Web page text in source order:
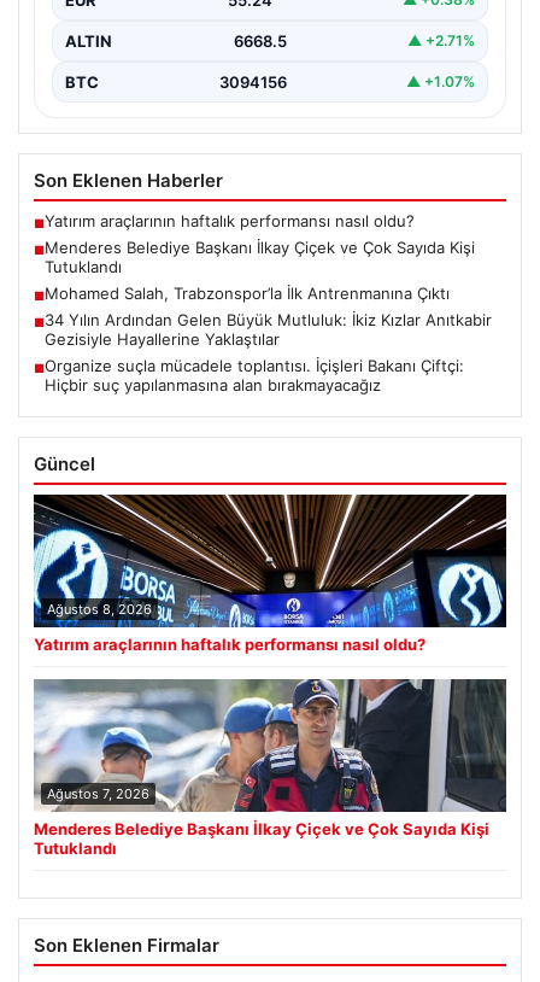
ALTIN 6668.5 ▲ +2.71%
BTC 3094156 ▲ +1.07%
Son Eklenen Haberler
■Yatırım araçlarının haftalık performansı nasıl oldu?
■Menderes Belediye Başkanı İlkay Çiçek ve Çok Sayıda Kişi
Tutuklandı
■Mohamed Salah, Trabzonspor’la İlk Antrenmanına Çıktı
■34 Yılın Ardından Gelen Büyük Mutluluk: İkiz Kızlar Anıtkabir
Gezisiyle Hayallerine Yaklaştılar
■Organize suçla mücadele toplantısı. İçişleri Bakanı Çiftçi:
Hiçbir suç yapılanmasına alan bırakmayacağız
Güncel
Ağustos 8, 2026
Yatırım araçlarının haftalık performansı nasıl oldu?
Ağustos 7, 2026
Menderes Belediye Başkanı İlkay Çiçek ve Çok Sayıda Kişi
Tutuklandı
Son Eklenen Firmalar